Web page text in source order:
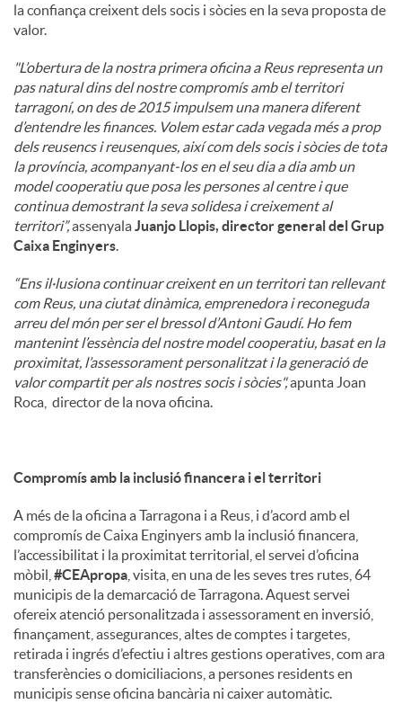
la confiança creixent dels socis i sòcies en la seva proposta de
valor.
"L’obertura de la nostra primera oficina a Reus representa un
pas natural dins del nostre compromís amb el territori
tarragoní, on des de 2015 impulsem una manera diferent
d’entendre les finances. Volem estar cada vegada més a prop
dels reusencs i reusenques, així com dels socis i sòcies de tota
la província, acompanyant-los en el seu dia a dia amb un
model cooperatiu que posa les persones al centre i que
continua demostrant la seva solidesa i creixement al
territori”,assenyalaJuanjo Llopis, director general del Grup
Caixa Enginyers.
“Ens il·lusiona continuar creixent en un territori tan rellevant
com Reus, una ciutat dinàmica, emprenedora i reconeguda
arreu del món per ser el bressol d’Antoni Gaudí. Ho fem
mantenint l’essència del nostre model cooperatiu, basat en la
proximitat, l’assessorament personalitzat i la generació de
valor compartit per als nostres socis i sòcies",apunta Joan
Roca, director de la nova oficina.
Compromís amb la inclusió financera i el territori
A més de la oficina a Tarragona i a Reus, i d’acord amb el
compromís de Caixa Enginyers amb la inclusió financera,
l’accessibilitat i la proximitat territorial, el servei d’oficina
mòbil, #CEApropa , visita, en una de les seves tres rutes, 64
municipis de la demarcació de Tarragona. Aquest servei
ofereix atenció personalitzada i assessorament en inversió,
finançament, assegurances, altes de comptes i targetes,
retirada i ingrés d’efectiu i altres gestions operatives, com ara
transferències o domiciliacions, a persones residents en
municipis sense oficina bancària ni caixer automàtic.